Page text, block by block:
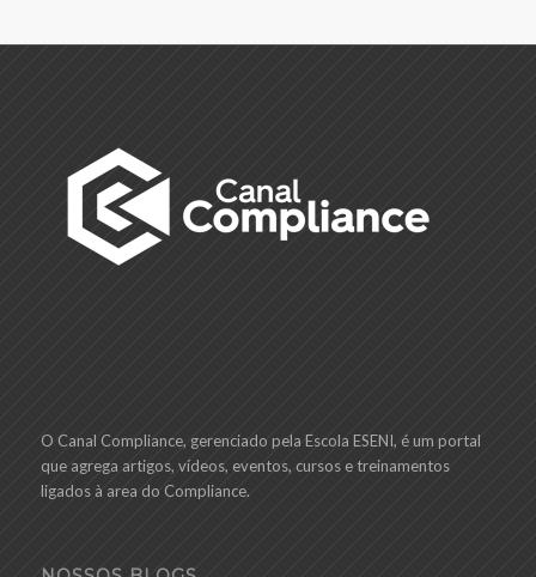
O Canal Compliance, gerenciado pela Escola ESENI, é um portal
que agrega artigos, vídeos, eventos, cursos e treinamentos
ligados à area do Compliance.